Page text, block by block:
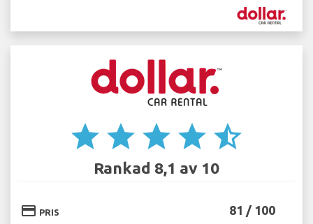
star star star star star_half
Rankad 8,1 av 10
credit_card PRIS 81 / 100